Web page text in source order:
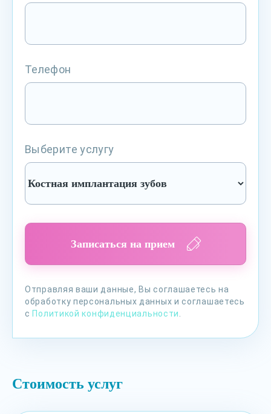
Телефон
Выберите услугу
Записаться на прием
Отправляя ваши данные, Вы соглашаетесь на
обработку персональных данных и соглашаетесь
с Политикой конфиденциальности
Стоимость услуг